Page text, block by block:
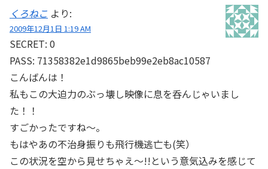
くろねこ より:
2009年12月1日 1:19 AM
SECRET: 0
PASS: 71358382e1d9865beb99e2eb8ac10587
こんばんは！
私もこの大迫力のぶっ壊し映像に息を呑んじゃいまし
た！！
すごかったですね～。
もはやあの不治身振りも飛行機逃亡も(笑）
この状況を空から見せちゃえ～!!という意気込みを感じて